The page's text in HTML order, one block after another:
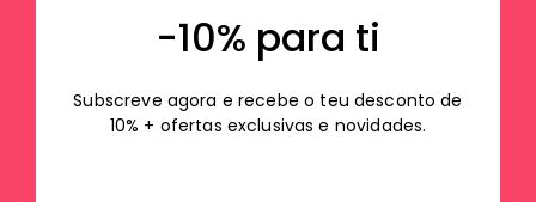
-10% para ti
Subscreve agora e recebe o teu desconto de
10% + ofertas exclusivas e novidades.